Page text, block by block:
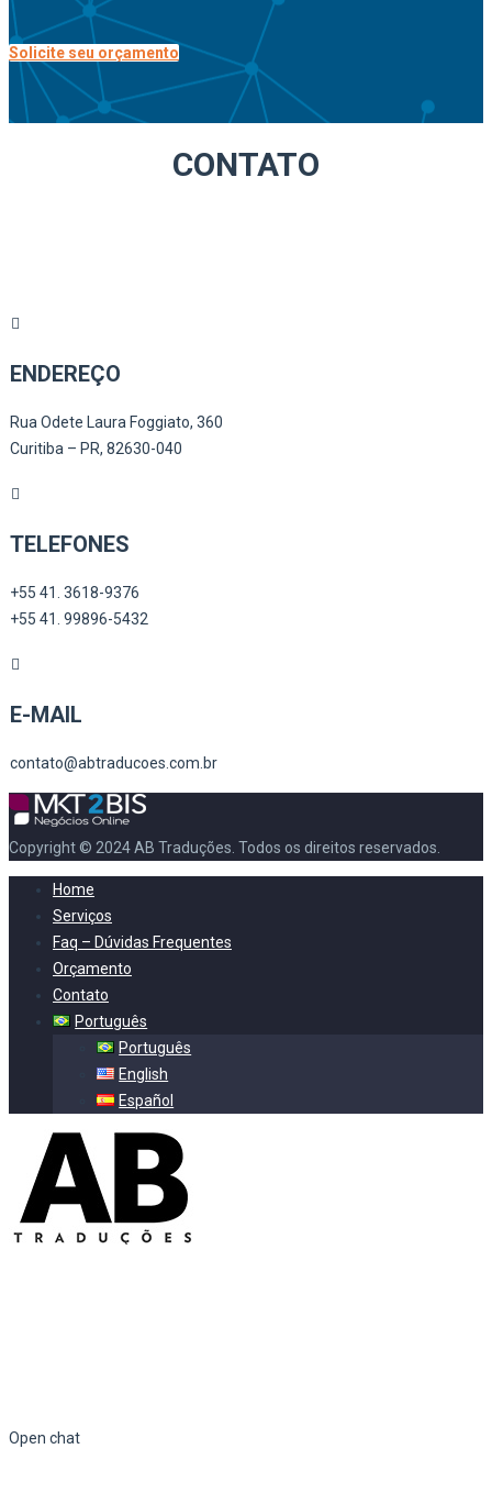
Solicite seu orçamento
CONTATO
ENDEREÇO
Rua Odete Laura Foggiato, 360
Curitiba – PR, 82630-040
TELEFONES
+55 41. 3618-9376
+55 41. 99896-5432
E-MAIL
contato@abtraducoes.com.br
Copyright © 2024 AB Traduções. Todos os direitos reservados.
Home
Serviços
Faq – Dúvidas Frequentes
Orçamento
Contato
Português
Português
English
Español
Open chat